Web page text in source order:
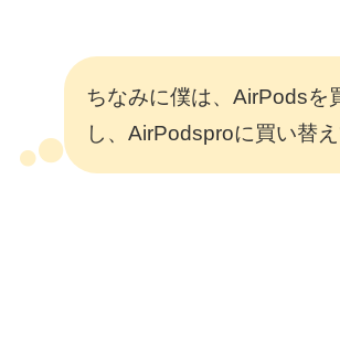
ちなみに僕は、AirPodsを
し、AirPodsproに買い替え